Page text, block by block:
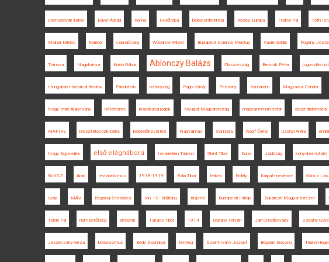
csehszlovák iratok Bayer Árpád Róma Felsőrépa békekonferencia Közép-Európa Hatos Pál Tóth
Molnár Miklós Korridor csendőrség Woodrow Wilson Budapest Science Meetup Vasile Goldiș Pogány
Tornova Nagybánya Koloh Gábor Ablonczy Balázs Olaszország Bencsik Péter jugoszláv
Hungarian Historical Review Pándorfalu hátország Papp Károly Pozsony Komárom Magyarosi Sándor
Nagy Imre Alapítvány nőtörténet kisebbségi jogok Nyugat-Magyarország magyar-román határ olasz diplomácia
MAPIRE breszt-litovszki béke békeelőkészítés Nagyalmás Somorja Adolf Černý Uzonyi Anita
Nagy Egyesülés első világháború Ismeretlen Trianon Glant Tibor Duna zsidóság könyvbemutató
BUKSZ Arad revizionizmus 1918-1919 Balla Tibor térkép Erdély Kárpát-medence Göncz
Ipoly MÁV Regional Statistics Ion. I.C. Brătianu Kisjenő Budapesti Hírlap Bukaresti Magyar Intézet
Teleki Pál nemzetőrség pincérek Takács Tibor 1914 Dékány István Jan Chodějovský Szeghy-
Jeszenszky Géza bolsevizmus Bódy Zsombor tényleg Szent-Ivány József Bogdan Diaconu Trianon-